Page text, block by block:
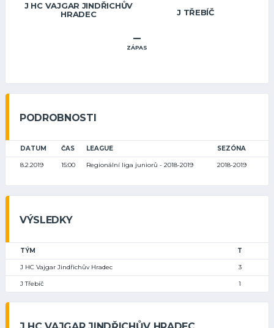
J HC VAJGAR JINDŘICHŮV
HRADEC
J TŘEBÍČ
–
ZÁPAS
PODROBNOSTI
DATUM ČAS LEAGUE SEZÓNA
8.2.2019 15:00 Regionální liga juniorů - 2018-2019 2018-2019
VÝSLEDKY
TÝM T
J HC Vajgar Jindřichův Hradec 3
J Třebíč 1